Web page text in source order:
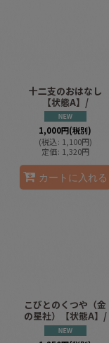
十二支のおはなし
【状態A】/
1,000円(税別)
(税込: 1,100円)
定価: 1,320円
カートに入れる
こびとのくつや（金
の星社）【状態A】/